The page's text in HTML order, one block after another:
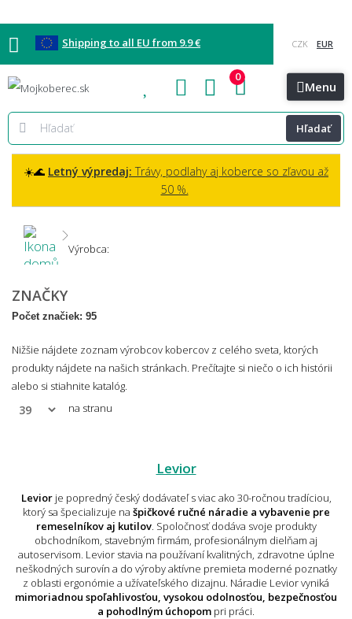
Shipping to all EU from 9.9 €
Blog Kontakt Menu
Hľadať
0
☀️🌊 Letný výpredaj: Trávy, podlahy aj koberce so zľavou až
50 %.
Výrobca:
ZNAČKY
Počet značiek: 95
Nižšie nájdete zoznam výrobcov kobercov z celého sveta, ktorých
produkty nájdete na našich stránkach. Prečítajte si niečo o ich histórii
alebo si stiahnite katalóg.
na stranu
Levior
Leviorje popredný český dodávateľ s viac ako 30-ročnou tradíciou,
ktorý sa špecializuje na špičkové ručné náradie a vybavenie pre
remeselníkov aj kutilov. Spoločnosť dodáva svoje produkty
obchodníkom, stavebným firmám, profesionálnym dielňam aj
autoservisom. Levior stavia na používaní kvalitných, zdravotne úplne
neškodných surovín a do výroby aktívne premieta moderné poznatky
z oblasti ergonómie a užívateľského dizajnu. Náradie Levior vyniká
mimoriadnou spoľahlivosťou, vysokou odolnosťou, bezpečnosťou
a pohodlným úchopom pri práci.